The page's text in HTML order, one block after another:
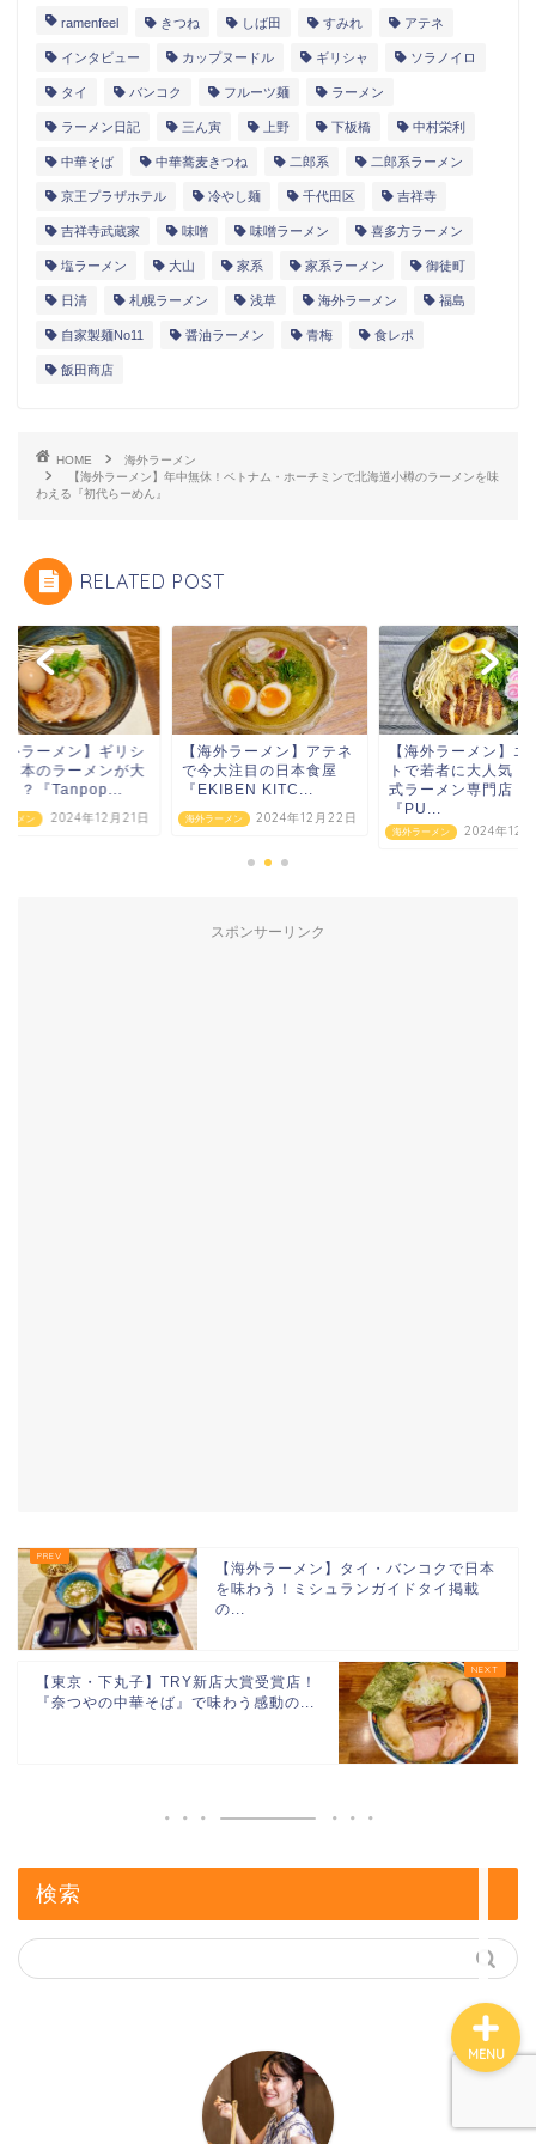
ramenfeel きつね しば田 すみれ アテネ
インタビュー カップヌードル ギリシャ ソラノイロ
タイ バンコク フルーツ麺 ラーメン
ラーメン日記 三ん寅 上野 下板橋 中村栄利
中華そば 中華蕎麦きつね 二郎系 二郎系ラーメン
京王プラザホテル 冷やし麺 千代田区 吉祥寺
吉祥寺武蔵家 味噌 味噌ラーメン 喜多方ラーメン
塩ラーメン 大山 家系 家系ラーメン 御徒町
日清 札幌ラーメン 浅草 海外ラーメン 福島
自家製麺No11 醤油ラーメン 青梅 食レポ
飯田商店
HOME
海外ラーメン
【海外ラーメン】年中無休！ベトナム・ホーチミンで北海道小樽のラーメンを味
わえる『初代らーめん』
RELATED POST
ーメン
外ラーメン】アテネ
大注目の日本食屋
KITC...
2024年12月22日
【海外ラーメン】エジプ
トで若者に大人気！？日
式ラーメン専門店
『PU...
【海外ラーメン】ギ
ャで日本のラーメン
人気！？『Tanpop...
スポンサーリンク
【海外ラーメン】タイ・バンコクで日本
を味わう！ミシュランガイドタイ掲載
の...
【東京・下丸子】TRY新店大賞受賞店！
『奈つやの中華そば』で味わう感動の...
検索
MENU